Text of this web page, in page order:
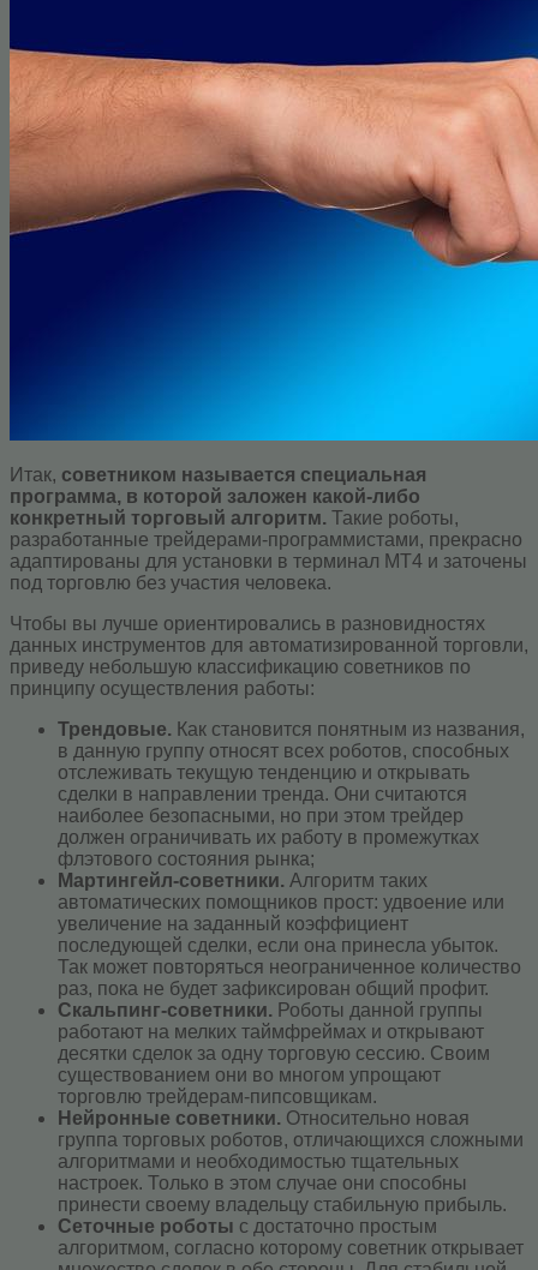
Итак, советником называется специальная
программа, в которой заложен какой-либо
конкретный торговый алгоритм. Такие роботы,
разработанные трейдерами-программистами, прекрасно
адаптированы для установки в терминал МТ4 и заточены
под торговлю без участия человека.
Чтобы вы лучше ориентировались в разновидностях
данных инструментов для автоматизированной торговли,
приведу небольшую классификацию советников по
принципу осуществления работы:
Трендовые. Как становится понятным из названия,
в данную группу относят всех роботов, способных
отслеживать текущую тенденцию и открывать
сделки в направлении тренда. Они считаются
наиболее безопасными, но при этом трейдер
должен ограничивать их работу в промежутках
флэтового состояния рынка;
Мартингейл-советники. Алгоритм таких
автоматических помощников прост: удвоение или
увеличение на заданный коэффициент
последующей сделки, если она принесла убыток.
Так может повторяться неограниченное количество
раз, пока не будет зафиксирован общий профит.
Скальпинг-советники. Роботы данной группы
работают на мелких таймфреймах и открывают
десятки сделок за одну торговую сессию. Своим
существованием они во многом упрощают
торговлю трейдерам-пипсовщикам.
Нейронные советники. Относительно новая
группа торговых роботов, отличающихся сложными
алгоритмами и необходимостью тщательных
настроек. Только в этом случае они способны
принести своему владельцу стабильную прибыль.
Сеточные роботы с достаточно простым
алгоритмом, согласно которому советник открывает